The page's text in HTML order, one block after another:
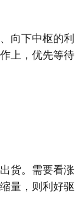
向下中枢的利
上，优先等待
货。需要看涨
量，则利好驱